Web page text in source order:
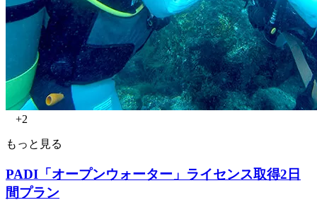
+2
もっと見る
PADI「オープンウォーター」ライセンス取得2日
間プラン